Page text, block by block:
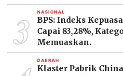
3 NASIONAL
BPS: Indeks
Capai 83,28%,
Memuaskan.
DAERAH
Klaster Pabrik